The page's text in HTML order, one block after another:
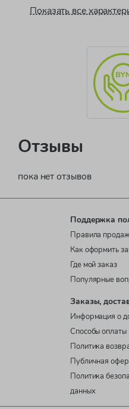
Страна производства
Показать все
Отзывы
пока нет отзывов
Поддержка
Правила
Как оформить
Где мой заказ
Популярные
Заказы,
Информация о
Способы оплаты
Политика
Публичная
Политика
данных